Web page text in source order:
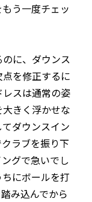
う一度チェッ
に、ダウンス
を修正するに
スは通常の姿
きく浮かせな
ダウンスイン
ラブを振り下
グで急いでし
にボールを打
み込んでから